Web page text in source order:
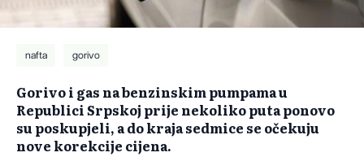
nafta gorivo
Gorivo i gas na benzinskim pumpama u
Republici Srpskoj prije nekoliko puta ponovo
su poskupjeli, a do kraja sedmice se očekuju
nove korekcije cijena.